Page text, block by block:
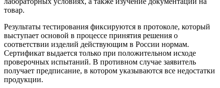
товар.
Результаты тестирования фиксируются в протоколе, который
выступает основой в процессе принятия решения о
соответствии изделий действующим в России нормам.
Сертификат выдается только при положительном исходе
проверочных испытаний. В противном случае заявитель
получает предписание, в котором указываются все недостатки
продукции.